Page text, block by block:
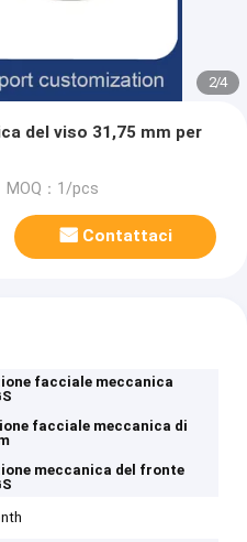
2/4
del viso 31,75 mm per
MOQ：1/pcs
Contattaci
facciale meccanica
facciale meccanica di
meccanica del fronte